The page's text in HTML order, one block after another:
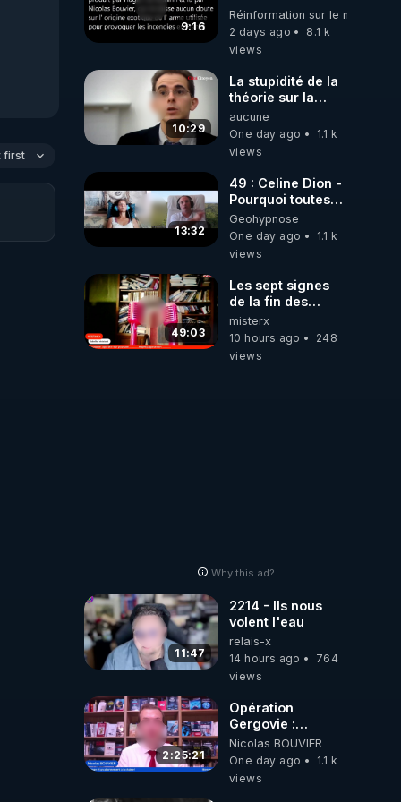
first
9:16
partie d' un plan
qui aurait débuté
le 11 septembre
Réinformation sur le monde
2 days ago
8.1 k
views
10:29
La stupidité de la
théorie sur la
responsabilité de
l’homme
concernant le
carbone.
aucune
One day ago
1.1 k
views
13:32
49 : Celine Dion -
Pourquoi toutes
ces rumeurs ?
Enquête sous
hypnose
Geohypnose
One day ago
1.1 k
views
49:03
Les sept signes
de la fin des
temps selon
l’intervenant
misterx
10 hours ago
248
views
Why this ad?
11:47
2214 - Ils nous
volent l'eau
relais-x
14 hours ago
764
views
2:25:21
Opération
Gergovie :
‪@38resistancegauloise‬
‪@MarionSigautOfficiel‬
‪@gladysriifard5710‬
Nicolas BOUVIER
One day ago
1.1 k
views